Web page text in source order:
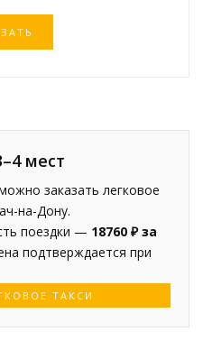
мест
заказать легковое
на-Дону.
поездки — 18760 ₽ за
подтверждается при
ТАКСИ